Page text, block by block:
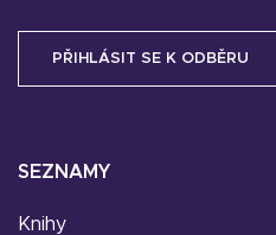
SEZNAMY
Knihy